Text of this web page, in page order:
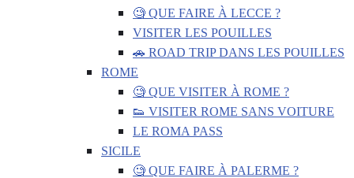
🧐 QUE FAIRE À LECCE ?
VISITER LES POUILLES
🚗 ROAD TRIP DANS LES POUILLES
ROME
🧐 QUE VISITER À ROME ?
👟 VISITER ROME SANS VOITURE
LE ROMA PASS
SICILE
🧐 QUE FAIRE À PALERME ?